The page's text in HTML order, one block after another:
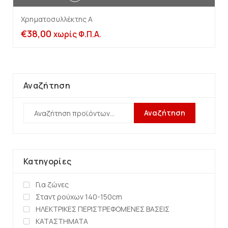
Χρηματοσυλλέκτης A
€38,00 χωρίς Φ.Π.Α.
Αναζήτηση
Αναζήτηση
Κατηγορίες
Για ζώνες
Σταντ ρούχων 140-150cm
ΗΛΕΚΤΡΙΚΕΣ ΠΕΡΙΣΤΡΕΦΟΜΕΝΕΣ ΒΑΣΕΙΣ
ΚΑΤΑΣΤΗΜΑΤΑ